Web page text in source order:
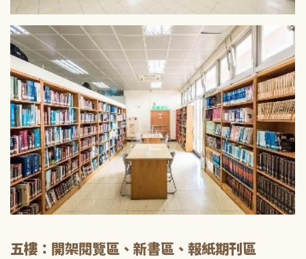
五樓：開架閱覽區、新書區、報紙期刊區